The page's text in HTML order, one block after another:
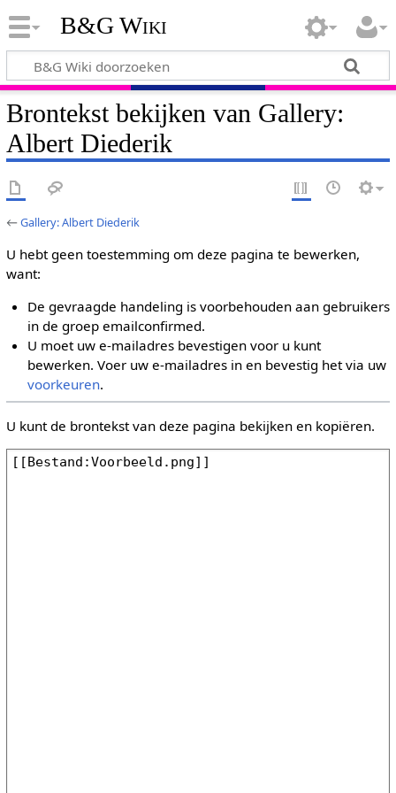
B&G Wiki
Brontekst bekijken van Gallery:
Albert Diederik
←Gallery: Albert Diederik
U hebt geen toestemming om deze pagina te bewerken,
want:
De gevraagde handeling is voorbehouden aan gebruikers
in de groep emailconfirmed.
U moet uw e-mailadres bevestigen voor u kunt
bewerken. Voer uw e-mailadres in en bevestig het via uw
voorkeuren.
U kunt de brontekst van deze pagina bekijken en kopiëren.